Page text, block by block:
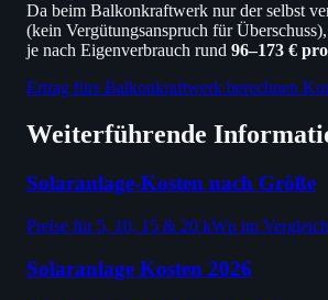
Da beim Balkonkraftwerk nur der selbst
(kein Vergütungsanspruch für
je nach Eigenverbrauch rund 96–173 €
Ertrag fürs Balkonkraftwerk berechnen
Weiterführende
Solaranlage-Kosten nach Größe
Preise für 5, 10, 15 & 20 kWp im Vergleich
Solaranlage Kosten 2026